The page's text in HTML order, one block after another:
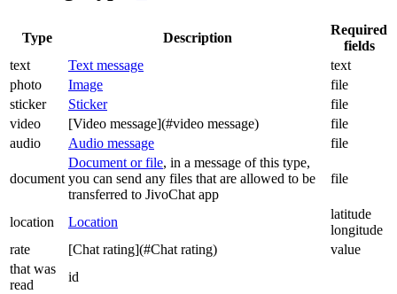
Type Description
Required
fields
text
Text message
text
photo
Image
file
sticker
Sticker
file
video
[Video message](#video message)
file
audio
Audio message file
document
Document or file, in a message of this type,
you can send any files that are allowed to be
transferred to JivoChat app
file
location Location
latitude
longitude
rate
[Chat rating](#Chat rating)
value
that was
read
id